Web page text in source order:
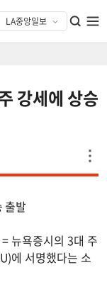
강세에 상승
출발
뉴욕증시의 3대 주
에 서명했다는 소